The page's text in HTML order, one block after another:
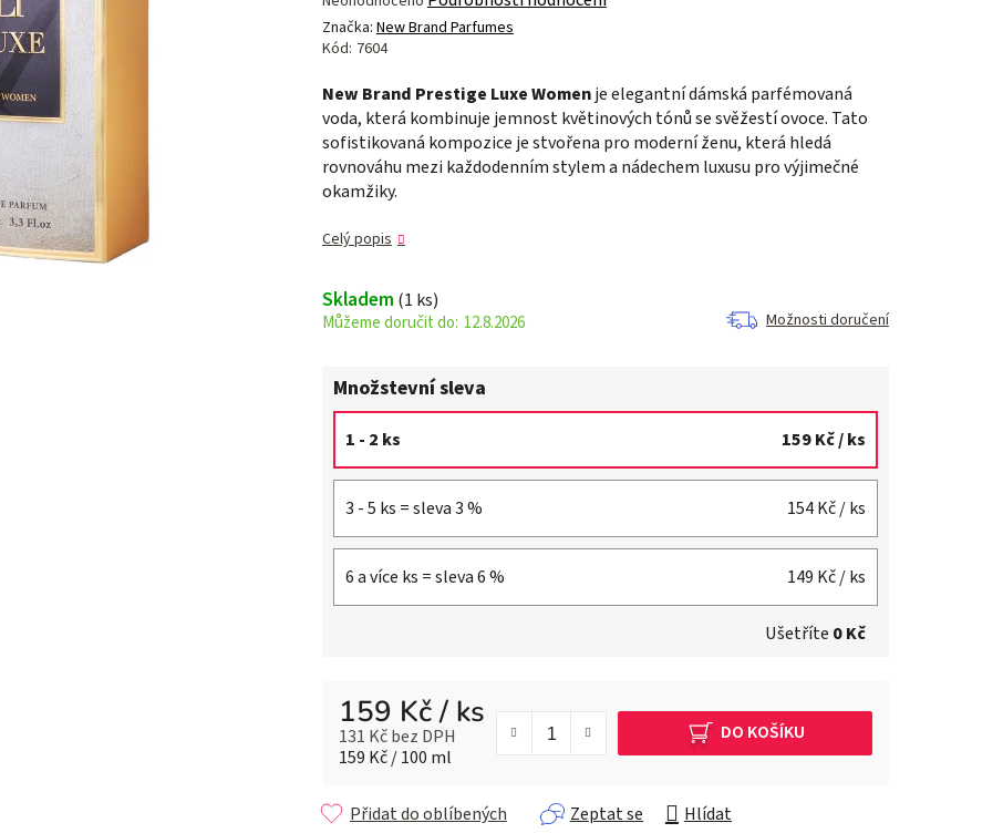
hodnocení
produktu
0,0
z 5
hvězdiček.
Značka: New Brand Parfumes
Kód: 7604
New Brand Prestige Luxe Womenje elegantní dámská parfémovaná
voda, která kombinuje jemnost květinových tónů se svěžestí ovoce. Tato
sofistikovaná kompozice je stvořena pro moderní ženu, která hledá
rovnováhu mezi každodenním stylem a nádechem luxusu pro výjimečné
okamžiky.
Celý popis
Skladem (1 ks)
12.8.2026 Možnosti doručení
Množstevní sleva
1 - 2 ks 159 Kč/ ks
3 - 5 ks = sleva 3 % 154 Kč/ ks
6 a více ks = sleva 6 % 149 Kč/ ks
Ušetříte 0 Kč
159 Kč/ ks
131 Kč bez DPH
Měrná cena:
159 Kč / 100 ml
DO KOŠÍKU
Zeptat se Hlídat
Přidat do oblíbených